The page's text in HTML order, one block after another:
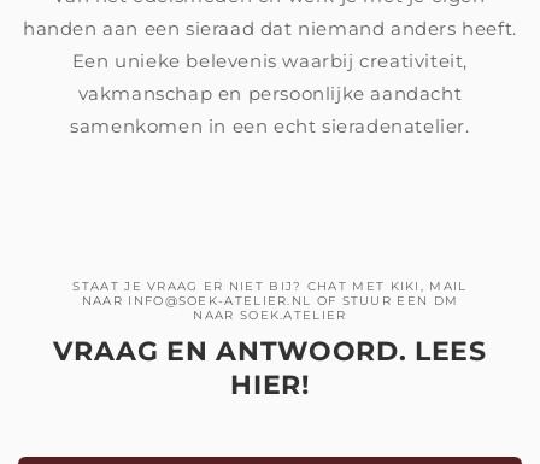
handen aan een sieraad dat niemand anders heeft.
Een unieke belevenis waarbij creativiteit,
vakmanschap en persoonlijke aandacht
samenkomen in een echt sieradenatelier.
STAAT JE VRAAG ER NIET BIJ? CHAT MET KIKI, MAIL
NAAR INFO@SOEK-ATELIER.NL OF STUUR EEN DM
NAAR SOEK.ATELIER
VRAAG EN ANTWOORD. LEES
HIER!